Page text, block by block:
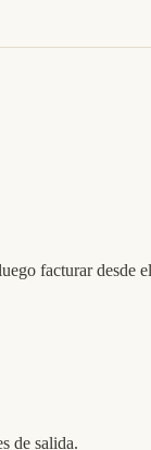
facturar desde
de salida.